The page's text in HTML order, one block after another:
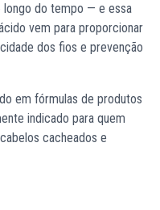
longo do tempo — e essa
vem para proporcionar
dos fios e prevenção
em fórmulas de produtos
indicado para quem
cacheados e